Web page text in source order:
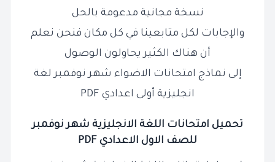
نسخة مجانية مدعومة بالحل
والإجابات لكل متابعينا في كل مكان فنحن نعلم
أن هناك الكثير يحاولون الوصول
إلى نماذج امتحانات الاضواء شهر نوفمبر لغة
انجليزية أولى اعدادي PDF
تحميل امتحانات اللغة الانجليزية شهر نوفمبر
للصف الاول الاعدادي PDF